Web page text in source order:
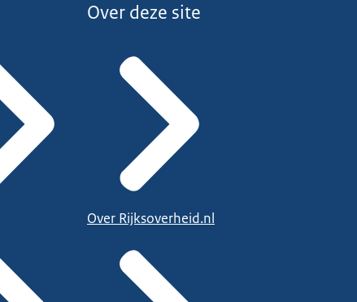
Over deze site
Over Rijksoverheid.nl